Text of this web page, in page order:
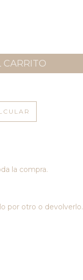
la compra.
por otro o devolverlo.